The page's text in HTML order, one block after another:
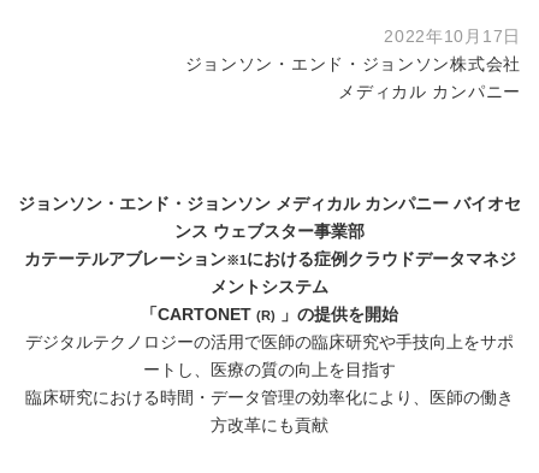
2022年10月17日
ジョンソン・エンド・ジョンソン株式会社
メディカル カンパニー
ジョンソン・エンド・ジョンソン メディカル カンパニー バイオセ
ンス ウェブスター事業部
カテーテルアブレーション※1における症例クラウドデータマネジ
メントシステム
「CARTONET (R)
」の提供を開始
デジタルテクノロジーの活用で医師の臨床研究や手技向上をサポ
ートし、医療の質の向上を目指す
臨床研究における時間・データ管理の効率化により、医師の働き
方改革にも貢献